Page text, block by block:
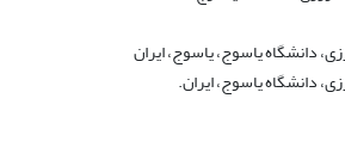
دانشگاه یاسوج، یاسوج، ایران
دانشگاه یاسوج، ایران.